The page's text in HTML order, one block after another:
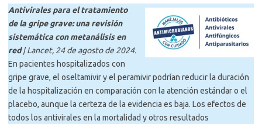
Antivirales para el tratamiento
de la gripe grave: una revisión
sistemática con metanálisis en
red| Lancet, 24 de agosto de 2024.
En pacientes hospitalizados con
gripe grave, el oseltamivir y el peramivir podrían reducir la duración
de la hospitalización en comparación con la atención estándar o el
placebo, aunque la certeza de la evidencia es baja. Los efectos de
todos los antivirales en la mortalidad y otros resultados